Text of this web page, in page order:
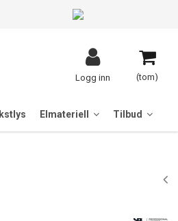
(tom)
Logg inn
Elmateriell Tilbud